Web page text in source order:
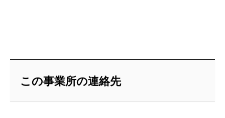
この事業所の連絡先